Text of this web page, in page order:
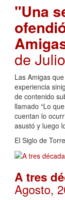
"Una
de
Las Amigas
experiencia
de contenido
llamado “Lo
cuentan lo
asustó y luego
El Siglo de
A tres
Agosto,